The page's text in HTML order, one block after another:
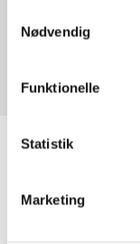
Nødvendig
Funktionelle
Statistik
Marketing
Fra
Artikler